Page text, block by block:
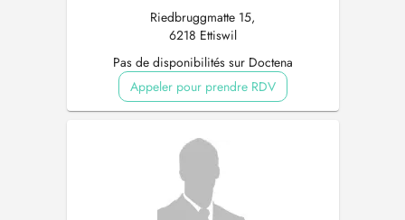
Riedbruggmatte 15,
6218 Ettiswil
Pas de disponibilités sur Doctena
Appeler pour prendre RDV